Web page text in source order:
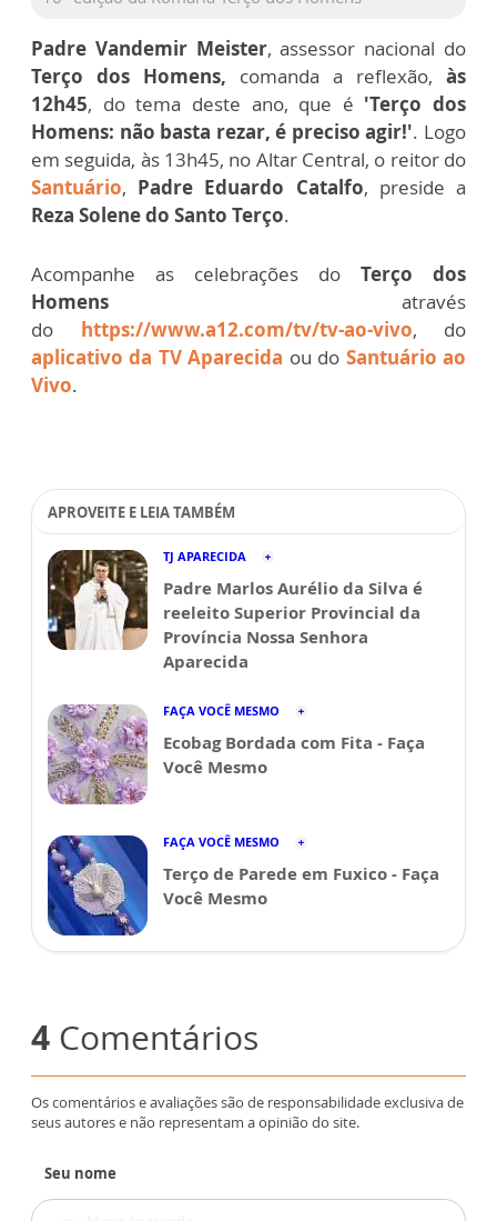
Padre Vandemir Meister, assessor nacional do
Terço dos Homens, comanda a reflexão, às
12h45, do tema deste ano, que é 'Terço dos
Homens: não basta rezar, é preciso agir!'. Logo
em seguida, às 13h45, no Altar Central, o reitor do
Santuário, Padre Eduardo Catalfo, preside a
Reza Solene do Santo Terço.
Acompanhe as celebrações do Terço dos
Homens através
do https://www.a12.com/tv/tv-ao-vivo, do
aplicativo da TV Aparecida ou do Santuário ao
Vivo.
APROVEITE E LEIA TAMBÉM
TJ APARECIDA
Padre Marlos Aurélio da Silva é
reeleito Superior Provincial da
Província Nossa Senhora
Aparecida
FAÇA VOCÊ MESMO
Ecobag Bordada com Fita - Faça
Você Mesmo
FAÇA VOCÊ MESMO
Terço de Parede em Fuxico - Faça
Você Mesmo
4 Comentários
Os comentários e avaliações são de responsabilidade exclusiva de
seus autores e não representam a opinião do site.
Seu nome